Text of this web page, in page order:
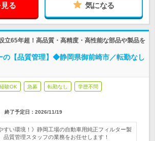
る 気になる
立65年超！高品質・高精度・高性能な部品や製品を
の【品質管理】◆静岡県御前崎市／転勤なし
験OK 急募 転勤なし 学歴不問
終了予定日： 2026/11/19
すい環境！》静岡工場の自動車用純正フィルター製
品質管理スタッフの業務をお任せします！